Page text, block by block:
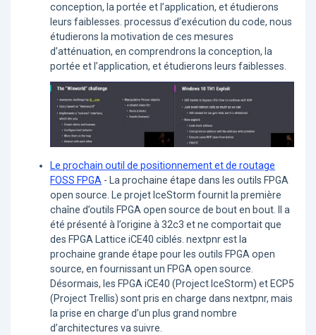
conception, la portée et l’application, et étudierons
leurs faiblesses. processus d’exécution du code, nous
étudierons la motivation de ces mesures
d’atténuation, en comprendrons la conception, la
portée et l’application, et étudierons leurs faiblesses.
Le prochain outil de positionnement et de routage
FOSS FPGA - La prochaine étape dans les outils FPGA
open source. Le projet IceStorm fournit la première
chaîne d’outils FPGA open source de bout en bout. Il a
été présenté à l’origine à 32c3 et ne comportait que
des FPGA Lattice iCE40 ciblés. nextpnr est la
prochaine grande étape pour les outils FPGA open
source, en fournissant un FPGA open source.
Désormais, les FPGA iCE40 (Project IceStorm) et ECP5
(Project Trellis) sont pris en charge dans nextpnr, mais
la prise en charge d’un plus grand nombre
d’architectures va suivre.